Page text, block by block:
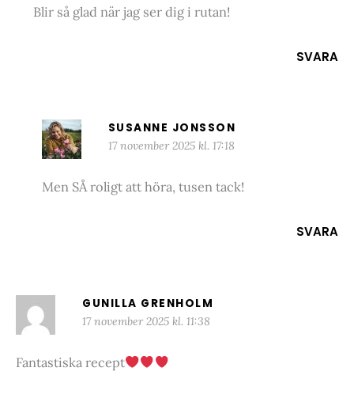
Blir så glad när jag ser dig i rutan!
SVARA
SUSANNE JONSSON
17 november 2025 kl. 17:18
Men SÅ roligt att höra, tusen tack!
SVARA
GUNILLA GRENHOLM
17 november 2025 kl. 11:38
Fantastiska recept